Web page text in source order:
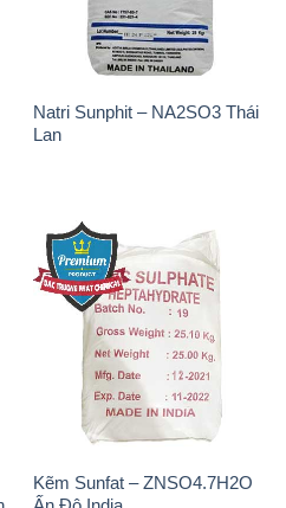
Kẽm Sunfat – ZNSO4.7H2O
Ấn Độ India